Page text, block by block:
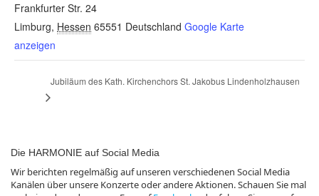
Frankfurter Str. 24
Limburg, Hessen 65551 Deutschland Google Karte
anzeigen
Jubiläum des Kath. Kirchenchors St. Jakobus Lindenholzhausen
Die HARMONIE auf Social Media
Wir berichten regelmäßig auf unseren verschiedenen Social Media
Kanälen über unsere Konzerte oder andere Aktionen. Schauen Sie mal